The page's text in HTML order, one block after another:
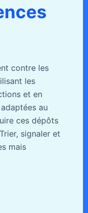
contre les
les
et en
au
ces dépôts
signaler et
mais